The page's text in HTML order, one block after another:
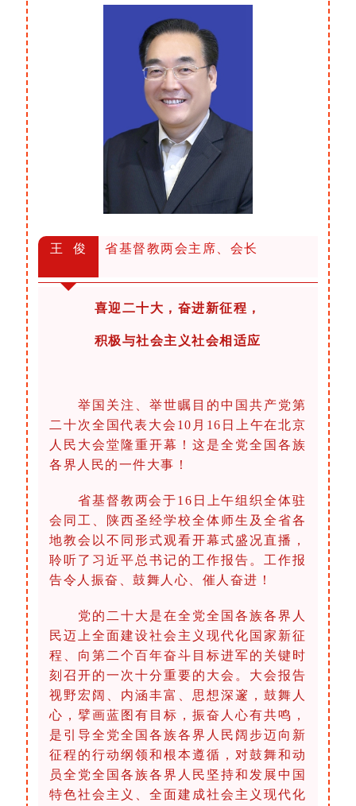
王 俊 省基督教两会主席、会长
喜迎二十大，奋进新征程，
积极与社会主义社会相适应
举国关注、举世瞩目的中国共产党第
二十次全国代表大会10月16日上午在北京
人民大会堂隆重开幕！这是全党全国各族
各界人民的一件大事！
省基督教两会于16日上午组织全体驻
会同工、陕西圣经学校全体师生及全省各
地教会以不同形式观看开幕式盛况直播，
聆听了习近平总书记的工作报告。工作报
告令人振奋、鼓舞人心、催人奋进！
党的二十大是在全党全国各族各界人
民迈上全面建设社会主义现代化国家新征
程、向第二个百年奋斗目标进军的关键时
刻召开的一次十分重要的大会。大会报告
视野宏阔、内涵丰富、思想深邃，鼓舞人
心，擘画蓝图有目标，振奋人心有共鸣，
是引导全党全国各族各界人民阔步迈向新
征程的行动纲领和根本遵循，对鼓舞和动
员全党全国各族各界人民坚持和发展中国
特色社会主义、全面建成社会主义现代化